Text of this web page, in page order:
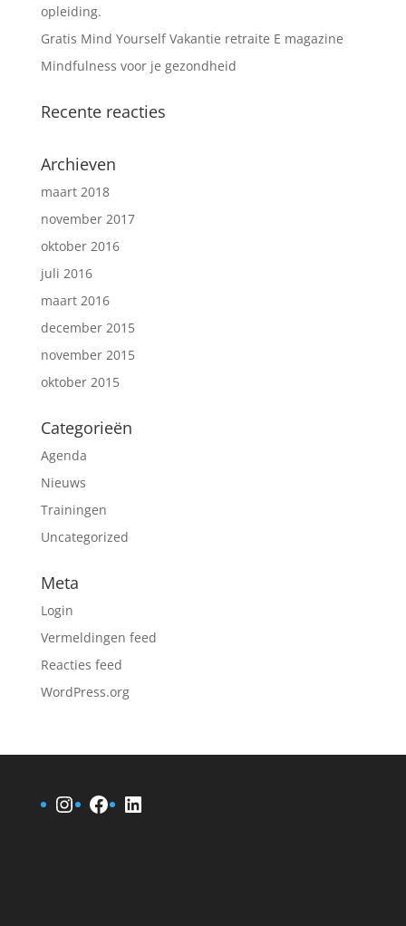
opleiding.
Gratis Mind Yourself Vakantie retraite E magazine
Mindfulness voor je gezondheid
Recente reacties
Archieven
maart 2018
november 2017
oktober 2016
juli 2016
maart 2016
december 2015
november 2015
oktober 2015
Categorieën
Agenda
Nieuws
Trainingen
Uncategorized
Meta
Login
Vermeldingen feed
Reacties feed
WordPress.org
Instagram
Facebook
LinkedIn